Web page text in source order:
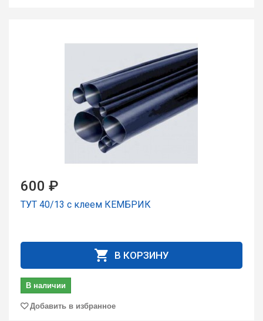
600 ₽
ТУТ 40/13 с клеем КЕМБРИК
В КОРЗИНУ
В наличии
Добавить в избранное